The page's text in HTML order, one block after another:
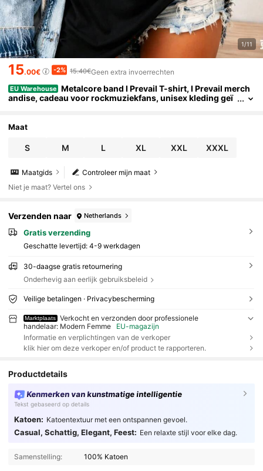
1/11
15.00€ -2% 15.40€Geen extra invoerrechten
EU Warehouse Metalcore band I Prevail T-shirt, I Prevail merch
andise, cadeau voor rockmuziekfans, unisex kleding geï
Maat
S M L XL XXL XXXL
Controleer mijn maat
Maatgids
Niet je maat? Vertel ons
Verzenden naar Netherlands
Gratis verzending
Geschatte levertijd: 4-9 werkdagen
30-daagse gratis retournering
Onderhevig aan eerlijk gebruiksbeleid
Veilige betalingen · Privacybescherming
Marktplaats
Verkocht en verzonden door professionele
handelaar: Modern Femme
EU-magazijn
Informatie en verplichtingen van de verkoper
klik hier om deze verkoper en/of product te rapporteren.
Productdetails
Kenmerken van kunstmatige intelligentie
Tekst gebaseerd op details
Katoen: Katoentextuur met een ontspannen gevoel.
Casual, Schattig, Elegant, Feest: Een relaxte stijl voor elke dag.
Samenstelling: 100% Katoen